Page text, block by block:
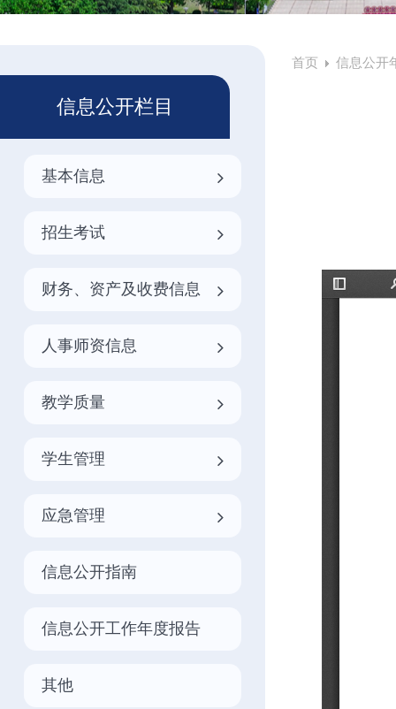
首页 信息公开
信息公开栏目
基本信息
招生考试
财务、资产及收费信息
人事师资信息
教学质量
学生管理
应急管理
信息公开指南
信息公开工作年度报告
其他